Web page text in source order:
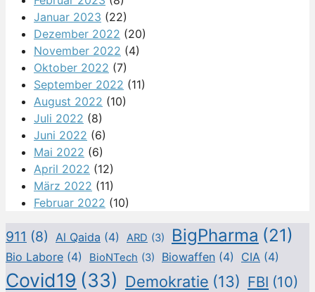
Januar 2023 (22)
Dezember 2022 (20)
November 2022 (4)
Oktober 2022 (7)
September 2022 (11)
August 2022 (10)
Juli 2022 (8)
Juni 2022 (6)
Mai 2022 (6)
April 2022 (12)
März 2022 (11)
Februar 2022 (10)
911 (8) Al Qaida (4) ARD (3) BigPharma (21)
Bio Labore (4) BioNTech (3) Biowaffen (4) CIA (4)
Covid19 (33) Demokratie (13) FBI (10)